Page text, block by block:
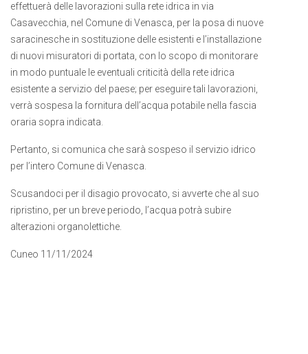
effettuerà delle lavorazioni sulla rete idrica in via
Casavecchia, nel Comune di Venasca, per la posa di nuove
saracinesche in sostituzione delle esistenti e l’installazione
di nuovi misuratori di portata, con lo scopo di monitorare
in modo puntuale le eventuali criticità della rete idrica
esistente a servizio del paese; per eseguire tali lavorazioni,
verrà sospesa la fornitura dell’acqua potabile nella fascia
oraria sopra indicata.
Pertanto, si comunica che sarà sospeso il servizio idrico
per l’intero Comune di Venasca.
Scusandoci per il disagio provocato, si avverte che al suo
ripristino, per un breve periodo, l’acqua potrà subire
alterazioni organolettiche.
Cuneo 11/11/2024